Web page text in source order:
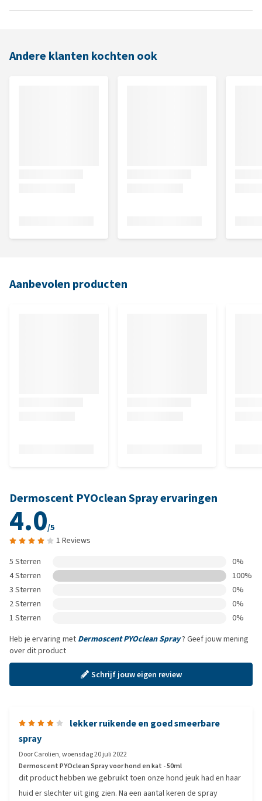
Andere klanten kochten ook
Aanbevolen producten
Dermoscent PYOclean Spray ervaringen
4.0/5
1 Reviews
5 Sterren
0%
4 Sterren
100%
3 Sterren
0%
2 Sterren
0%
1 Sterren
0%
Heb je ervaring met Dermoscent PYOclean Spray? Geef jouw mening
over dit product
Schrijf jouw eigen review
lekker ruikende en goed smeerbare
spray
DoorCarolien,woensdag 20 juli 2022
Dermoscent PYOclean Spray voor hond en kat - 50ml
dit product hebben we gebruikt toen onze hond jeuk had en haar
huid er slechter uit ging zien. Na een aantal keren de spray